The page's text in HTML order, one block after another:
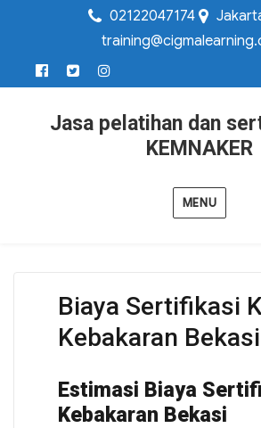
02122047174
Jasa pelatihan dan
KEMNAKER
MENU
Biaya Sertifikasi
Kebakaran Bekasi
Estimasi Biaya
Kebakaran Bekasi